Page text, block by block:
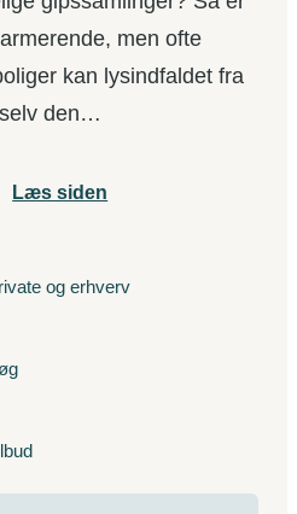
men ofte
kan lysindfaldet fra
den…
Læs siden
og erhverv